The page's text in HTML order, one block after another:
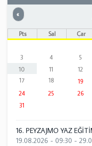
« Önceki
Pts Sal Çar
3
4 5
10
11 12
17
18 19
24
25 26
31
16. PEYZAJMO YAZ
19.08.2026 - 09:30 -